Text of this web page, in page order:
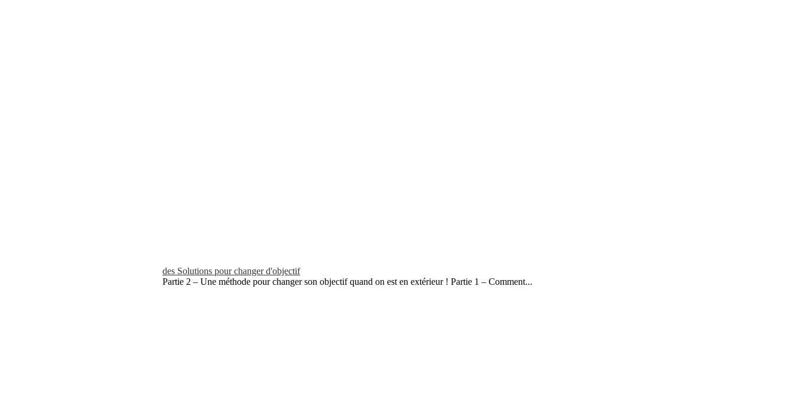
des Solutions pour changer d'objectif
Partie 2 – Une méthode pour changer son objectif quand on est en extérieur ! Partie 1 – Comment...